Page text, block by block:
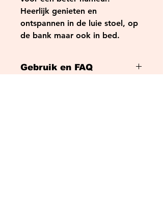
Heerlijk genieten en
ontspannen in de luie stoel, op
de bank maar ook in bed.
Gebruik en FAQ